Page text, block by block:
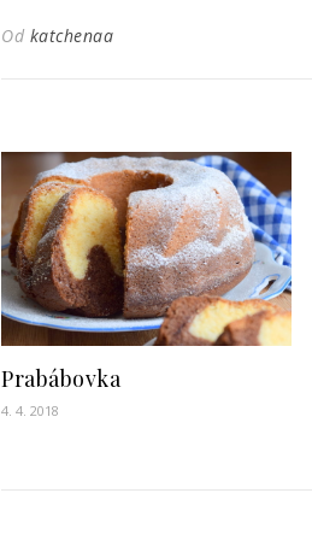
Od katchenaa
Prabábovka
4. 4. 2018